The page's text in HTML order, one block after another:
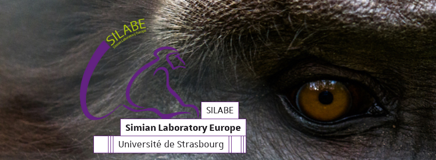
SILABE| SILABE
Simian Laboratory Europe
Université de Strasbourg
SILABE Simian Laboratory Europe